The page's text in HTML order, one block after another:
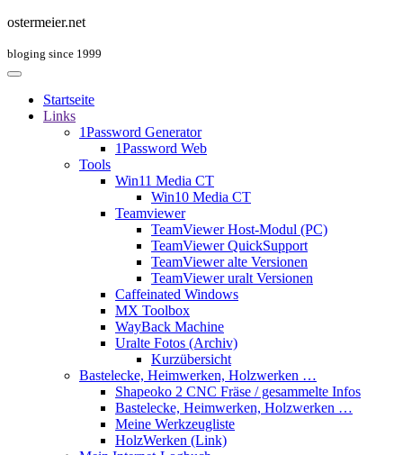
ostermeier.net
bloging since 1999
Startseite
Links
1Password Generator
1Password Web
Tools
Win11 Media CT
Win10 Media CT
Teamviewer
TeamViewer Host-Modul (PC)
TeamViewer QuickSupport
TeamViewer alte Versionen
TeamViewer uralt Versionen
Caffeinated Windows
MX Toolbox
WayBack Machine
Uralte Fotos (Archiv)
Kurzübersicht
Bastelecke, Heimwerken, Holzwerken …
Shapeoko 2 CNC Fräse / gesammelte Infos
Bastelecke, Heimwerken, Holzwerken …
Meine Werkzeugliste
HolzWerken (Link)